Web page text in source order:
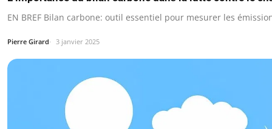
EN BREF Bilan carbone: outil essentiel pour mesurer les
Pierre Girard 3 janvier 2025